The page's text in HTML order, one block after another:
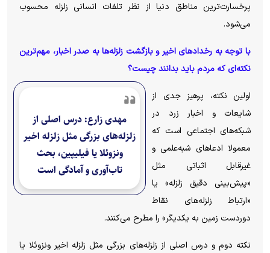
پرخسارت‌ترین مناطق دنیا از نظر تلفات انسانی زلزله محسوب
می‌شود.
با توجه به رخدادهای اخیر و بازگشت زلزله‌ها به صدر اخبار، مهم‌ترین
نکته‌ای که مردم باید بدانند چیست؟
مهدی زارع: درس اصلی از
زلزله‌های بزرگی مثل زلزله اخیر
ونزوئلا یا فیلیپین، بحث
تاب‌آوری و آمادگی است
اولین نکته، پرهیز جدی از
شایعات و اخبار زرد در
شبکه‌های اجتماعی است که
معمولا ادعاهای شبه‌علمی و
غیرقابل اثباتی مثل
«پیش‌بینی دقیق زلزله» یا
«ارتباط زلزله‌های نقاط
دوردست زمین به یکدیگر» را مطرح می‌کنند.
نکته دوم و درس اصلی از زلزله‌های بزرگی مثل زلزله اخیر ونزوئلا یا